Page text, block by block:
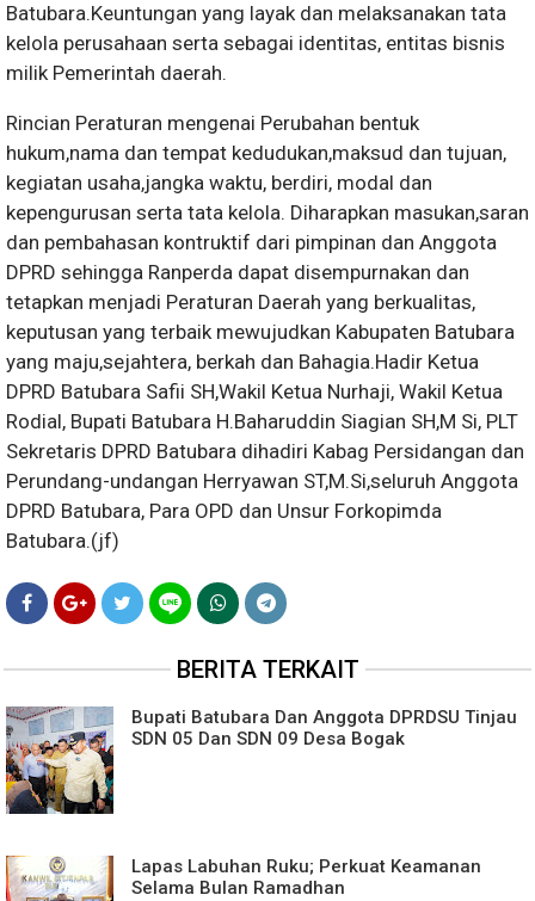
Batubara.Keuntungan yang layak dan melaksanakan tata
kelola perusahaan serta sebagai identitas, entitas bisnis
milik Pemerintah daerah.
Rincian Peraturan mengenai Perubahan bentuk
hukum,nama dan tempat kedudukan,maksud dan tujuan,
kegiatan usaha,jangka waktu, berdiri, modal dan
kepengurusan serta tata kelola. Diharapkan masukan,saran
dan pembahasan kontruktif dari pimpinan dan Anggota
DPRD sehingga Ranperda dapat disempurnakan dan
tetapkan menjadi Peraturan Daerah yang berkualitas,
keputusan yang terbaik mewujudkan Kabupaten Batubara
yang maju,sejahtera, berkah dan Bahagia.Hadir Ketua
DPRD Batubara Safii SH,Wakil Ketua Nurhaji, Wakil Ketua
Rodial, Bupati Batubara H.Baharuddin Siagian SH,M Si, PLT
Sekretaris DPRD Batubara dihadiri Kabag Persidangan dan
Perundang-undangan Herryawan ST,M.Si,seluruh Anggota
DPRD Batubara, Para OPD dan Unsur Forkopimda
Batubara.(jf)
BERITA TERKAIT
Bupati Batubara Dan Anggota DPRDSU Tinjau
SDN 05 Dan SDN 09 Desa Bogak
Lapas Labuhan Ruku; Perkuat Keamanan
Selama Bulan Ramadhan